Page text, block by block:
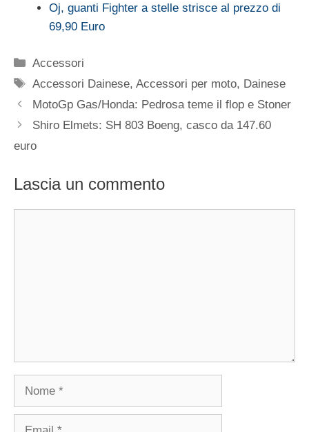
Oj, guanti Fighter a stelle strisce al prezzo di
69,90 Euro
Categorie
Accessori
Tag
Accessori Dainese,Accessori per moto, Dainese
MotoGp Gas/Honda: Pedrosa teme il flop e Stoner
Shiro Elmets: SH 803 Boeng, casco da 147.60
euro
Lascia un commento